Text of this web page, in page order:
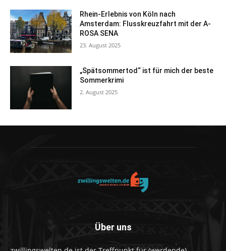
Rhein-Erlebnis von Köln nach
Amsterdam: Flusskreuzfahrt mit der A-
ROSA SENA
23. August 2025
„Spätsommertod“ ist für mich der beste
Sommerkrimi
2. August 2025
Über uns